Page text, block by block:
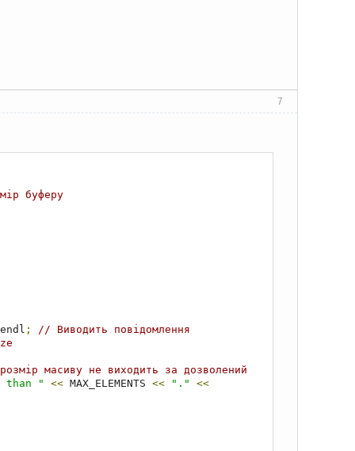
7
буферу
endl ;
// Виводить повідомлення
масиву не виходить за дозволений
than " << MAX_ELEMENTS << "."
<<